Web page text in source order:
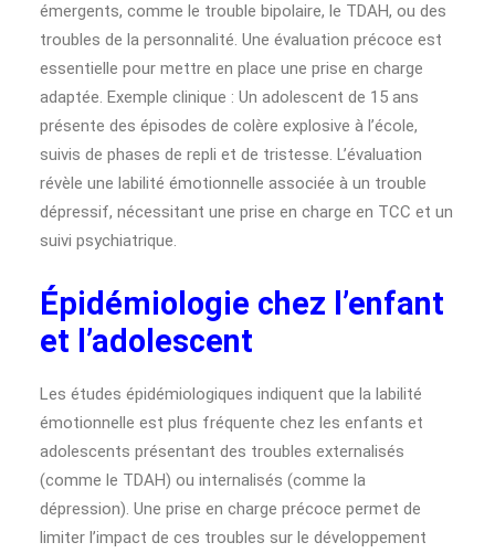
émergents, comme le trouble bipolaire, le TDAH, ou des
troubles de la personnalité. Une évaluation précoce est
essentielle pour mettre en place une prise en charge
adaptée. Exemple clinique : Un adolescent de 15 ans
présente des épisodes de colère explosive à l’école,
suivis de phases de repli et de tristesse. L’évaluation
révèle une labilité émotionnelle associée à un trouble
dépressif, nécessitant une prise en charge en TCC et un
suivi psychiatrique.
Épidémiologie chez l’enfant
et l’adolescent
Les études épidémiologiques indiquent que la labilité
émotionnelle est plus fréquente chez les enfants et
adolescents présentant des troubles externalisés
(comme le TDAH) ou internalisés (comme la
dépression). Une prise en charge précoce permet de
limiter l’impact de ces troubles sur le développement